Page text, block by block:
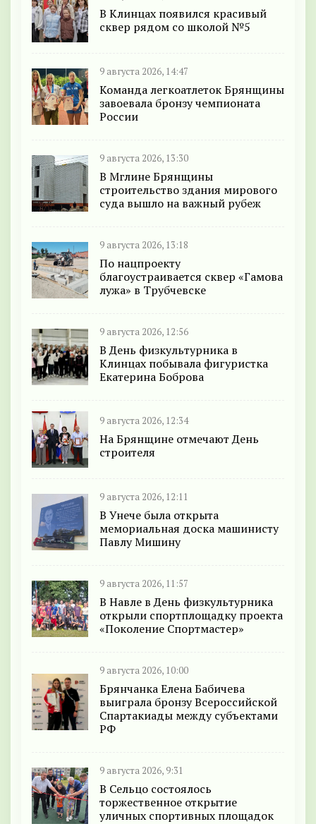
В Клинцах появился красивый
сквер рядом со школой №5
9 августа 2026, 14:47
Команда легкоатлеток Брянщины
завоевала бронзу чемпионата
России
9 августа 2026, 13:30
В Мглине Брянщины
строительство здания мирового
суда вышло на важный рубеж
9 августа 2026, 13:18
По нацпроекту
благоустраивается сквер «Гамова
лужа» в Трубчевске
9 августа 2026, 12:56
В День физкультурника в
Клинцах побывала фигуристка
Екатерина Боброва
9 августа 2026, 12:34
На Брянщине отмечают День
строителя
9 августа 2026, 12:11
В Унече была открыта
мемориальная доска машинисту
Павлу Мишину
9 августа 2026, 11:57
В Навле в День физкультурника
открыли спортплощадку проекта
«Поколение Спортмастер»
9 августа 2026, 10:00
Брянчанка Елена Бабичева
выиграла бронзу Всероссийской
Спартакиады между субъектами
РФ
9 августа 2026, 9:31
В Сельцо состоялось
торжественное открытие
уличных спортивных площадок